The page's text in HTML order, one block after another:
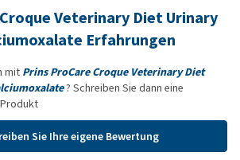
Veterinary Diet Urinary
Erfahrungen
mit Prins ProCare Croque Veterinary Diet
? Schreiben Sie dann eine
Sie Ihre eigene Bewertung